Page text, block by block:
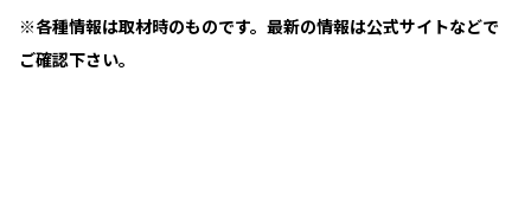
※各種情報は取材時のものです。最新の情報は公式サイトなどで
ご確認下さい。